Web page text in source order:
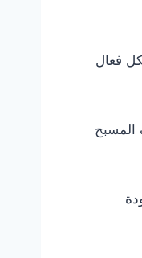
فعال
المسبح